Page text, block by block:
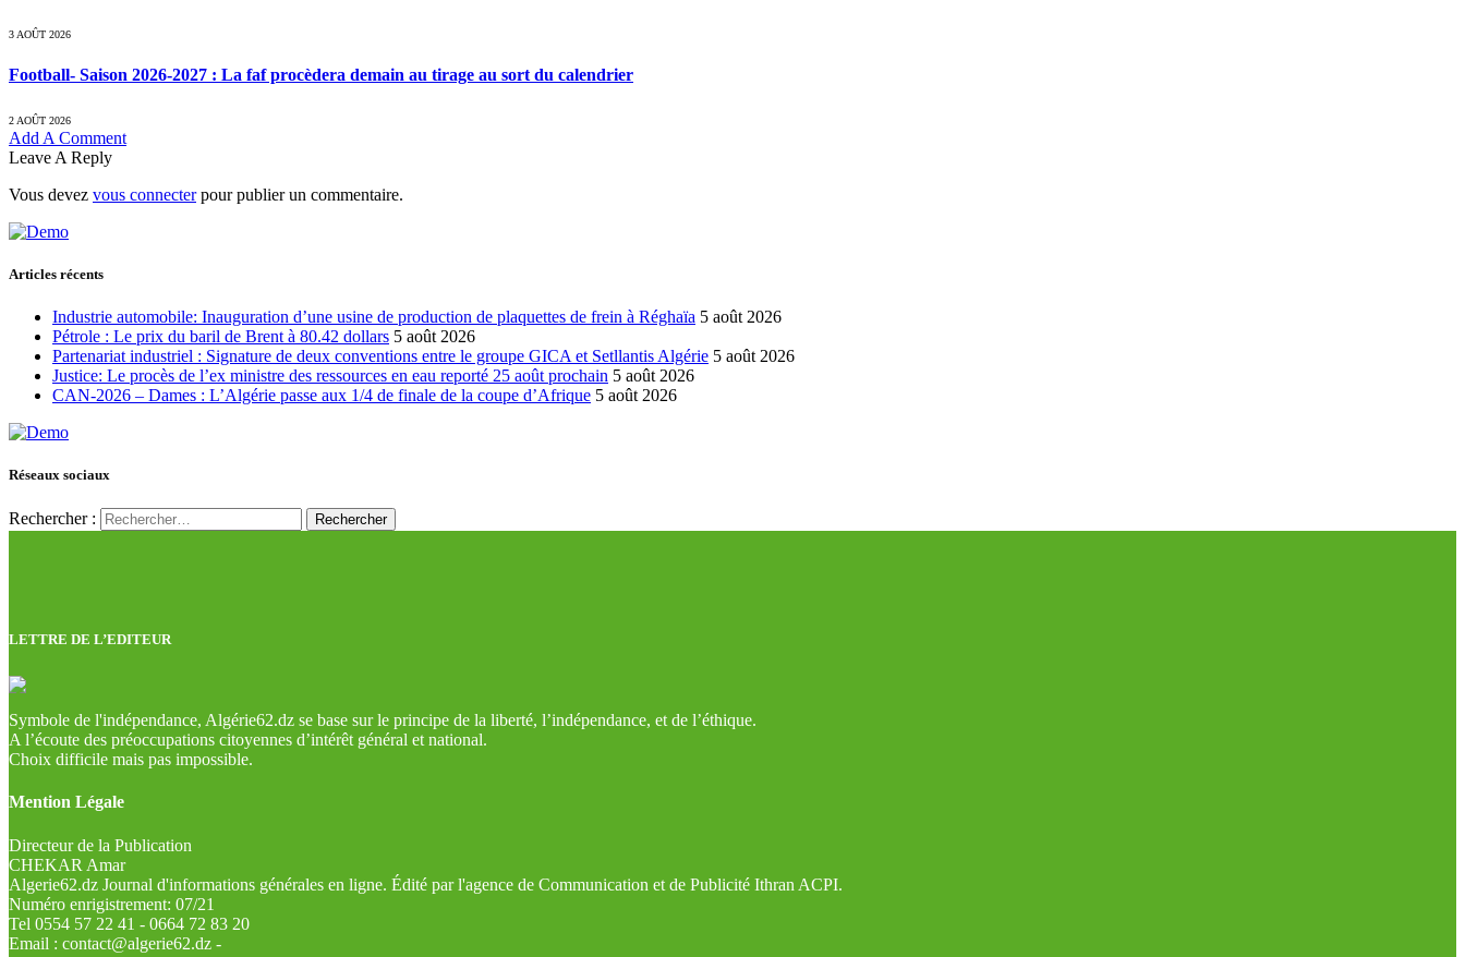
3 AOÛT 2026
Football- Saison 2026-2027 : La faf procèdera demain au tirage au sort du calendrier
2 AOÛT 2026
Add A Comment
Leave A Reply
Vous devez vous connecterpour publier un commentaire.
Articles récents
Industrie automobile: Inauguration d’une usine de production de plaquettes de frein à Réghaïa 5 août 2026
Pétrole : Le prix du baril de Brent à 80.42 dollars 5 août 2026
Partenariat industriel : Signature de deux conventions entre le groupe GICA et Setllantis Algérie 5 août 2026
Justice: Le procès de l’ex ministre des ressources en eau reporté 25 août prochain 5 août 2026
CAN-2026 – Dames : L’Algérie passe aux 1/4 de finale de la coupe d’Afrique 5 août 2026
Réseaux sociaux
Rechercher :
LETTRE DE L’EDITEUR
Symbole de l'indépendance, Algérie62.dz se base sur le principe de la liberté, l’indépendance, et de l’éthique.
A l’écoute des préoccupations citoyennes d’intérêt général et national.
Choix difficile mais pas impossible.
Mention Légale
Directeur de la Publication
CHEKAR Amar
Algerie62.dz Journal d'informations générales en ligne. Édité par l'agence de Communication et de Publicité Ithran ACPI.
Numéro enrigistrement: 07/21
Tel 0554 57 22 41 - 0664 72 83 20
Email : contact@algerie62.dz -